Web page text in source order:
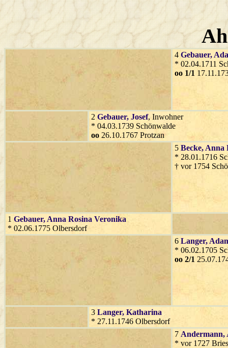
4 Gebauer,
* 02.04.1711
oo 1/1
2 Gebauer, Josef, Inwohner
* 04.03.1739 Schönwalde
oo 26.10.1767 Protzan
5 Becke, Anna
* 28.01.1716
† vor 1754
1 Gebauer, Anna Rosina Veronika
* 02.06.1775 Olbersdorf
6 Langer,
* 06.02.1705
oo 2/1
3 Langer, Katharina
* 27.11.1746 Olbersdorf
7 Andermann,
* vor 1727